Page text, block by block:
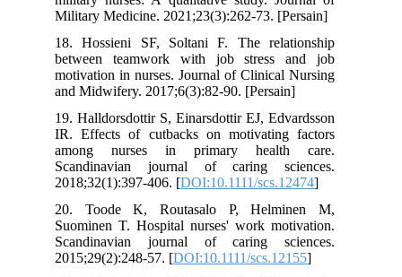
Military Medicine. 2021;23(3):262-73. [Persain]
18. Hossieni SF, Soltani F. The relationship
between teamwork with job stress and job
motivation in nurses. Journal of Clinical Nursing
and Midwifery. 2017;6(3):82-90. [Persain]
19. Halldorsdottir S, Einarsdottir EJ, Edvardsson
IR. Effects of cutbacks on motivating factors
among nurses in primary health care.
Scandinavian journal of caring sciences.
2018;32(1):397-406. [DOI:10.1111/scs.12474
20. Toode K, Routasalo P, Helminen M,
Suominen T. Hospital nurses' work motivation.
Scandinavian journal of caring sciences.
2015;29(2):248-57. [DOI:10.1111/scs.12155